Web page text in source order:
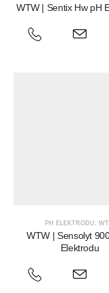
WTW | Sentix Hw pH
PH ELEKTRODU ,
WTW | Sensolyt
Elektrodu